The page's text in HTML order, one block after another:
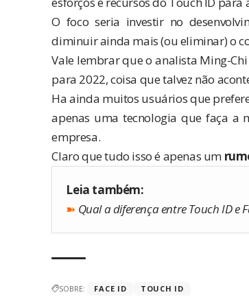
O foco seria investir no
diminuir ainda mais (ou eliminar) o
Vale lembrar que o analista Ming-
para 2022, coisa que talvez não
Ha ainda muitos usuários que
apenas uma tecnologia que faça a
empresa.
Claro que tudo isso é apenas um
Leia também:
➽ Qual a diferença entre Touch ID e
SOBRE: FACE ID TOUCH ID